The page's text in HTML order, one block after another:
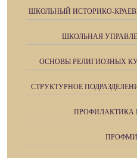
ШКОЛЬНЫЙ ИСТОРИКО-
ШКОЛЬНАЯ
ОСНОВЫ РЕЛИГИОЗНЫХ
СТРУКТУРНОЕ
ПРОФИЛАКТИКА